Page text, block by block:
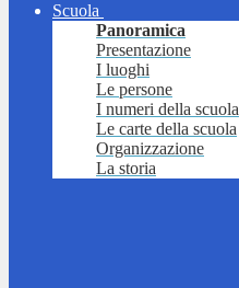
Scuola
Panoramica
Presentazione
I luoghi
Le persone
I numeri della scuola
Le carte della scuola
Organizzazione
La storia